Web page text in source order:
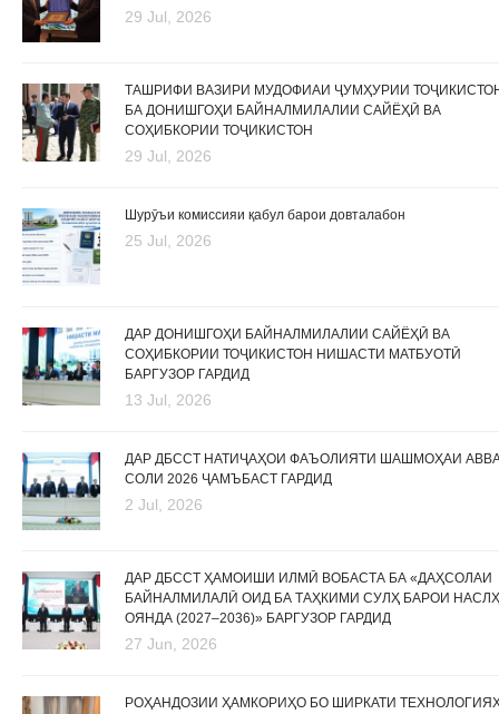
29 Jul, 2026
ТАШРИФИ ВАЗИРИ МУДОФИАИ ҶУМҲУРИИ
БА ДОНИШГОҲИ БАЙНАЛМИЛАЛИИ САЙЁҲӢ ВА
СОҲИБКОРИИ ТОҶИКИСТОН
29 Jul, 2026
Шурӯъи комиссияи қабул барои довталабон
25 Jul, 2026
ДАР ДОНИШГОҲИ БАЙНАЛМИЛАЛИИ САЙЁҲӢ ВА
СОҲИБКОРИИ ТОҶИКИСТОН НИШАСТИ МАТБУОТӢ
БАРГУЗОР ГАРДИД
13 Jul, 2026
ДАР ДБССТ НАТИҶАҲОИ ФАЪОЛИЯТИ ШАШМОҲАИ
СОЛИ 2026 ҶАМЪБАСТ ГАРДИД
2 Jul, 2026
ДАР ДБССТ ҲАМОИШИ ИЛМӢ ВОБАСТА БА «ДАҲСОЛАИ
БАЙНАЛМИЛАЛӢ ОИД БА ТАҲКИМИ СУЛҲ БАРОИ
ОЯНДА (2027–2036)» БАРГУЗОР ГАРДИД
27 Jun, 2026
РОҲАНДОЗИИ ҲАМКОРИҲО БО ШИРКАТИ